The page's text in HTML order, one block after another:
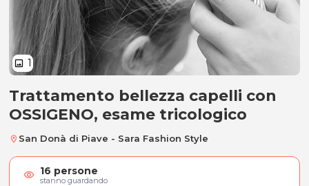
image 1
Trattamento bellezza capelli con
Trattamento bellezza capelli con
OSSIGENO, esame tricologico
location_on San Donà di Piave - Sara Fashion Style
visibility 16 persone
stanno guardando